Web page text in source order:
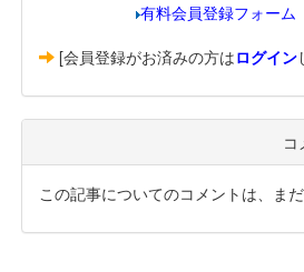
有料会員登録フォーム
[会員登録がお済みの方はログイン
この記事についてのコメントは、ま